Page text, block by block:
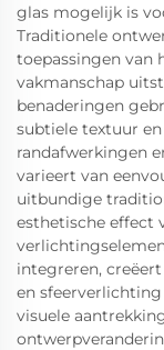
glas mogelijk is
Traditionele
toepassingen van
vakmanschap
benaderingen
subtiele textuur
randafwerkingen
varieert van
uitbundige
esthetische effect
integreren,
en
visuele